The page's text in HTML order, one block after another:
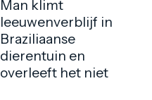
Man klimt
leeuwenverblijf in
Braziliaanse
dierentuin en
overleeft het niet